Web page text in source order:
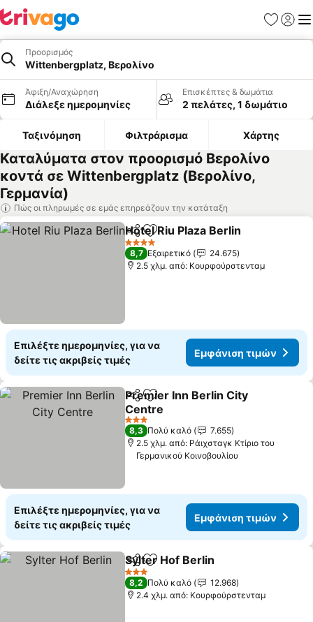
Προορισμός
Wittenbergplatz, Βερολίνο
Άφιξη/Αναχώρηση
Διάλεξε ημερομηνίες
Επισκέπτες & δωμάτια
2 πελάτες, 1 δωμάτιο
Ταξινόμηση Φιλτράρισμα Χάρτης
Καταλύματα στον προορισμό Βερολίνο
κοντά σε Wittenbergplatz (Βερολίνο,
Γερμανία)
Πώς οι πληρωμές σε εμάς επηρεάζουν την κατάταξη
Κοινοποίηση
Προσθήκη στα αγαπημένα
Hotel Riu Plaza Berlin
4 Αστέρια
8,7 Εξαιρετικό
24.675
2.5 χλμ. από: Κουρφούρστενταμ
Επιλέξτε ημερομηνίες, για να
δείτε τις ακριβείς τιμές
Εμφάνιση τιμών
Κοινοποίηση
Προσθήκη στα αγαπημένα
Premier Inn Berlin City
Centre
Εμφάνιση τιμών
3 Αστέρια
8,3 Πολύ καλό
7.655
2.5 χλμ. από: Ράιχσταγκ Κτίριο του
Γερμανικού Κοινοβουλίου
Επιλέξτε ημερομηνίες, για να
δείτε τις ακριβείς τιμές
Εμφάνιση τιμών
Κοινοποίηση
Προσθήκη στα αγαπημένα
Sylter Hof Berlin
3 Αστέρια
8,2 Πολύ καλό
12.968
2.4 χλμ. από: Κουρφούρστενταμ